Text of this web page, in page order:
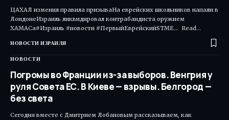
ЦАХАЛ изменил правила призываНа еврейских школьников напали в
ЛондонеИзраиль ликвидировал контрабандиста оружием
ХАМАСа#Израиль #новости #ПервыйЕврейскийSTME... Read…
НОВОСТИ ИЗРАИЛЯ
НОВОСТИ
Погромы во Франции из-за выборов. Венгрия у
руля Совета ЕС. В Киеве — взрывы. Белгород —
без света
Сегодня вместе с Дмитрием Лобановым рассказываем, как